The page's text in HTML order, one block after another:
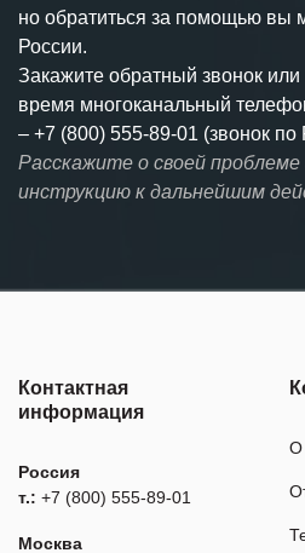
но обратиться за помощью вы
России.
Закажите обратный звонок
время многоканальный
– +7 (800) 555-89-01 (звонок
Расскажите о своей
инструкцию к дальнейшим
Контактная
информация
Россия
т.: +7 (800) 555-89-01
Москва
О